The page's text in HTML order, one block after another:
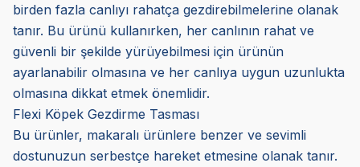
birden fazla canlıyı rahatça gezdirebilmelerine olanak
tanır. Bu ürünü kullanırken, her canlının rahat ve
güvenli bir şekilde yürüyebilmesi için ürünün
ayarlanabilir olmasına ve her canlıya uygun uzunlukta
olmasına dikkat etmek önemlidir.
Flexi Köpek Gezdirme Tasması
Bu ürünler, makaralı ürünlere benzer ve sevimli
dostunuzun serbestçe hareket etmesine olanak tanır.